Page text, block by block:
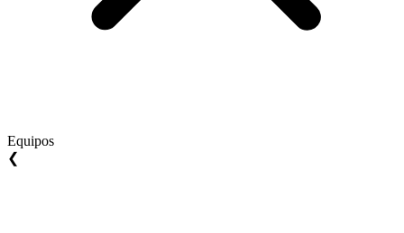
Equipos
❮